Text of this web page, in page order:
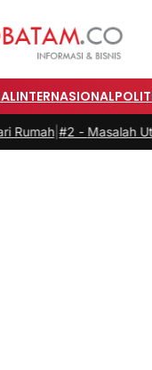
INTERNASIONAL
Utama